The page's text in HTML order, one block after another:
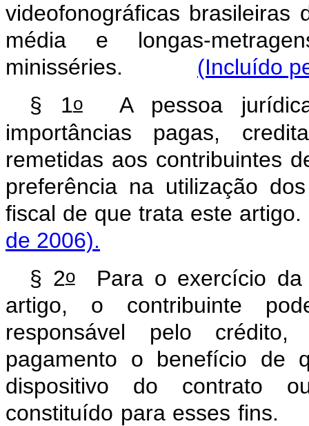
videofonográficas brasileiras
média e longas-
minisséries. (Incluído
§ 1oA pessoa jurídica
importâncias pagas,
remetidas aos contribuintes
preferência na utilização
fiscal de que trata este
de 2006).
§ 2oPara o exercício da
artigo, o contribuinte
responsável pelo
pagamento o benefício de
dispositivo do contrato
constituído para esses